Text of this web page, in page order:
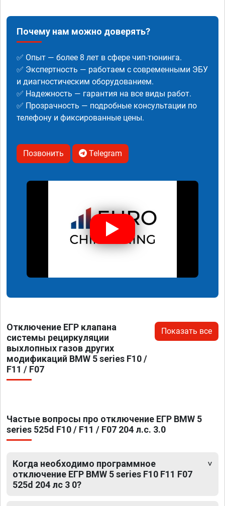
Почему нам можно доверять?
✅ Опыт — более 8 лет в сфере чип-тюнинга.
✅ Экспертность — работаем с современными ЭБУ
и диагностическим оборудованием.
✅ Надежность — гарантия на все виды работ.
✅ Прозрачность — подробные консультации по
телефону и фиксированные цены.
Позвонить Telegram
Отключение ЕГР клапана
системы рециркуляции
выхлопных газов других
модификаций BMW 5 series F10 /
F11 / F07
Показать все
Частые вопросы про отключение ЕГР BMW 5
series 525d F10 / F11 / F07 204 л.с. 3.0
Когда необходимо программное
отключение ЕГР BMW 5 series F10 F11 F07
525d 204 лс 3 0?